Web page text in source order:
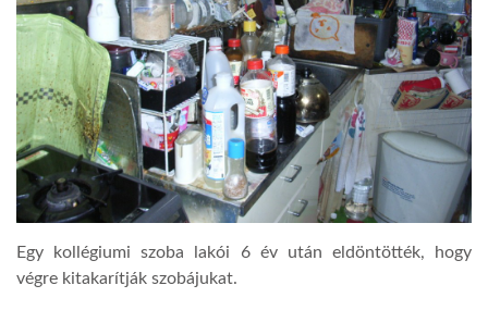
Egy kollégiumi szoba lakói 6 év után eldöntötték, hogy
végre kitakarítják szobájukat.